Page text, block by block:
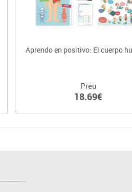
Aprendo en positivo: El cuerpo
Preu
18.69€